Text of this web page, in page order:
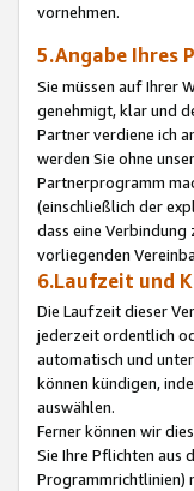
vornehmen.
5.Angabe Ihres
Sie müssen auf Ihrer
genehmigt, klar und
Partner verdiene ich
werden Sie ohne
Partnerprogramm
(einschließlich der
dass eine Verbindung
vorliegenden
6.Laufzeit und
Die Laufzeit dieser
jederzeit ordentlich
automatisch und
können kündigen,
auswählen.
Ferner können wir
Sie Ihre Pflichten aus
Programmrichtlinien)